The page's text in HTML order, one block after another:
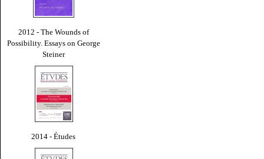
2012 - The Wounds of
Possibility. Essays on George
Steiner
2014 - Études